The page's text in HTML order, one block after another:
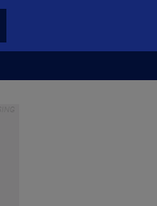
CATEGORIILE